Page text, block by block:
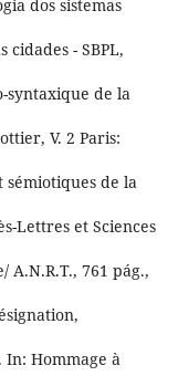
dos sistemas
cidades - SBPL,
syntaxique de la
V. 2 Paris:
sémiotiques de la
Lettres et Sciences
A.N.R.T., 761 pág.,
In: Hommage à